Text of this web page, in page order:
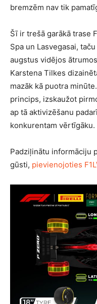
bremzēm nav tik
Šī ir trešā garākā trase
Spa un Lasvegasai,
augstus vidējos
Karstena Tilkes
mazāk kā puotra
princips, izskaužot
ap tā aktivizēšanu
konkurentam vērtīgāku.
Padziļinātu informāciju
gūsti, pievienojoties